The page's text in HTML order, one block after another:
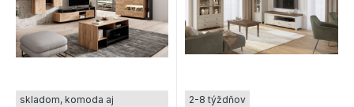
skladom, komoda aj
2-8 týždňov